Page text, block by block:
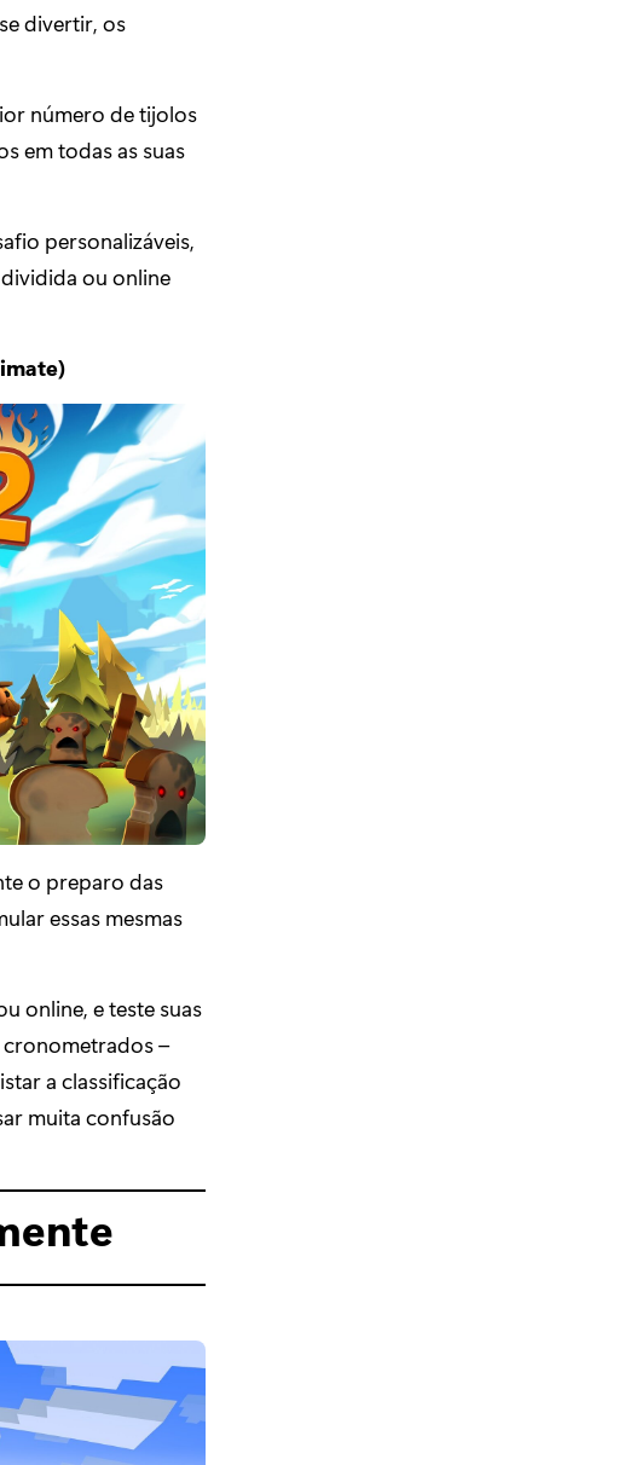
divertir, os
número de tijolos
em todas as suas
personalizáveis,
ou online
o preparo das
essas mesmas
online, e teste suas
cronometrados –
a classificação
muita confusão